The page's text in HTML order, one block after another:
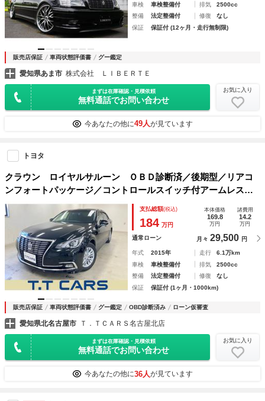
車検
車検整備付 排気
2500cc
整備
法定整備付 修復
なし
保証
保証付 (12ヶ月・走行無制限)
販売店保証 車両状態評価書 グー鑑定
愛知県あま市 株式会社 ＬＩＢＥＲＴＥ
まずは在庫確認・見積依頼
無料通話でお問い合わせ
お気に入り
今あなたの他に49人が見ています
トヨタ
クラウン ロイヤルサルーン ＯＢＤ診断済／後期型／リアコ
ンフォートパッケージ／コントロールスイッチ付アームレスト
／リアオートエアコン／オートエアピュリファイヤー／クルー
ズコントロール／ＬＥＤヘッドランプ／Ｔコネクトナビ／地デ
支払総額(税込)
184 万円
本体価格
169.8
万円
諸費用
14.2
万円
通常ローン 月々 29,500 円
年式 2015年 走行
6.1万km
車検
車検整備付 排気
2500cc
整備
法定整備付 修復
なし
保証
保証付 (1ヶ月・1000km)
販売店保証 車両状態評価書 グー鑑定 OBD診断済み ローン仮審査
愛知県北名古屋市 Ｔ．ＴＣＡＲＳ名古屋北店
まずは在庫確認・見積依頼
無料通話でお問い合わせ
お気に入り
今あなたの他に36人が見ています